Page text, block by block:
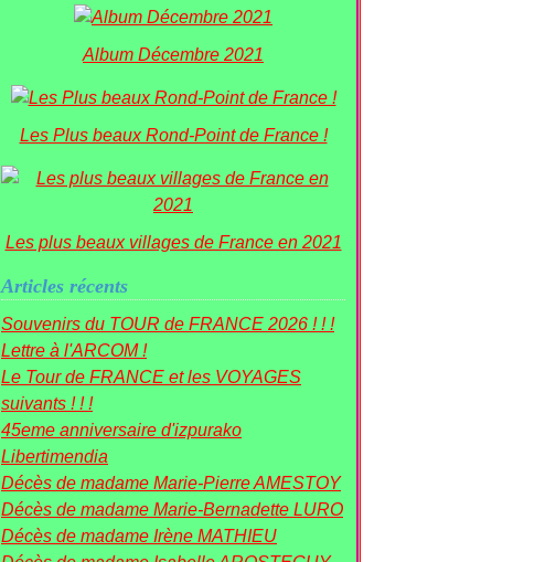
Album Décembre 2021
Les Plus beaux Rond-Point de France !
Les plus beaux villages de France en 2021
Articles récents
Souvenirs du TOUR de FRANCE 2026 ! ! !
Lettre à l'ARCOM !
Le Tour de FRANCE et les VOYAGES
suivants ! ! !
45eme anniversaire d'izpurako
Libertimendia
Décès de madame Marie-Pierre AMESTOY
Décès de madame Marie-Bernadette LURO
Décès de madame Irène MATHIEU